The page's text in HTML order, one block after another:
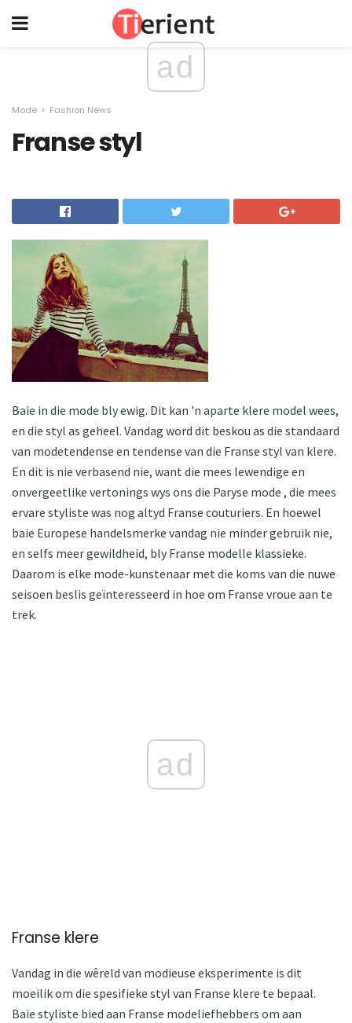
ad
Mode Fashion News
Franse styl
Baie in die mode bly ewig. Dit kan 'n aparte klere model wees,
en die styl as geheel. Vandag word dit beskou as die standaard
van modetendense en tendense van die Franse styl van klere.
En dit is nie verbasend nie, want die mees lewendige en
onvergeetlike vertonings wys ons die Paryse mode , die mees
ervare styliste was nog altyd Franse couturiers. En hoewel
baie Europese handelsmerke vandag nie minder gebruik nie,
en selfs meer gewildheid, bly Franse modelle klassieke.
Daarom is elke mode-kunstenaar met die koms van die nuwe
seisoen beslis geïnteresseerd in hoe om Franse vroue aan te
trek.
ad
Franse klere
Vandag in die wêreld van modieuse eksperimente is dit
moeilik om die spesifieke styl van Franse klere te bepaal.
Baie styliste bied aan Franse modeliefhebbers om aan